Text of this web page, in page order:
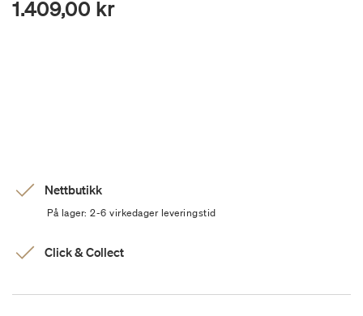
1.409,00 kr
Nettbutikk
På lager: 2-6 virkedager leveringstid
Click & Collect